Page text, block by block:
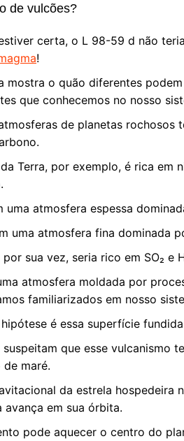
de vulcões?
certa, o L 98-59 d não
!
mostra o quão diferentes
que conhecemos no nosso
de planetas rochosos
Terra, por exemplo, é rica em
uma atmosfera espessa
uma atmosfera fina dominada
sua vez, seria rico em SO₂ e
atmosfera moldada por
familiarizados em nosso
é essa superfície
suspeitam que esse vulcanismo
maré.
da estrela hospedeira
avança em sua órbita.
pode aquecer o centro do